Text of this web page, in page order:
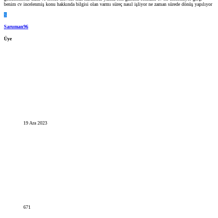
benim cv incelenmiş konu hakkında bilgisi olan varmı süreç nasıl işliyor ne zaman sürede dönüş yapılıyor
S
Saruman96
Üye
19 Ara 2023
671